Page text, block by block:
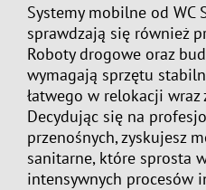
Systemy mobilne od WC
sprawdzają się również
Roboty drogowe oraz
wymagają sprzętu
łatwego w relokacji wraz
Decydując się na
przenośnych, zyskujesz
sanitarne, które sprosta
intensywnych procesów